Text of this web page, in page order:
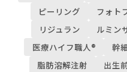
ピーリング
フォト
リジュラン
ルミン
医療ハイフ職人®
幹
脂肪溶解注射
出生